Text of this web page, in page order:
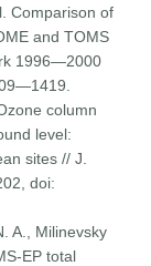
Comparison of
and TOMS
1996—2000
column
level:
sites // J.
doi:
A., Milinevsky
ЕР total